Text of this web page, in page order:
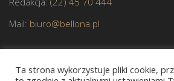
Mail: biuro@bellona.pl
Ta strona wykorzystuje pliki cookie,